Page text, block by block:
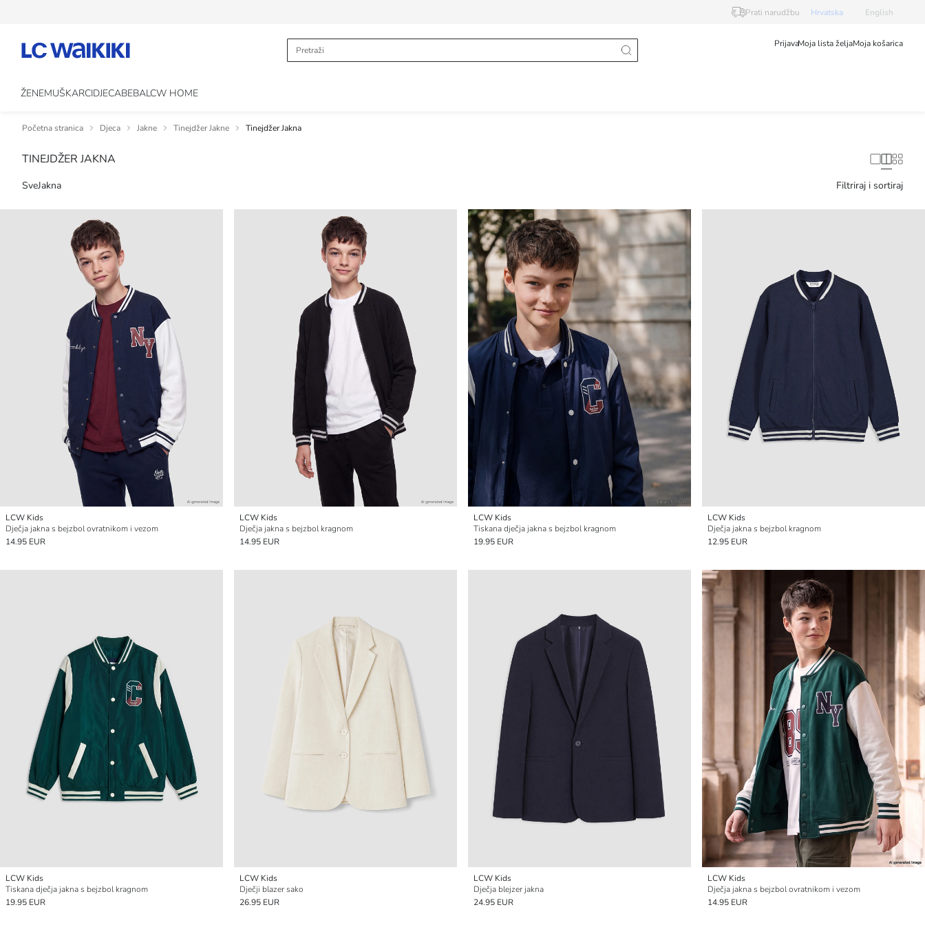
Prati narudžbu Hrvatska English
PrijavaMoja lista željaMoja košarica
ŽENEMUŠKARCIDJECABEBALCW HOME
Početna stranica Djeca Jakne Tinejdžer Jakne Tinejdžer Jakna
TINEJDŽER JAKNA
SveJakna Filtriraj i sortiraj
LCW Kids
Dječja jakna s bejzbol ovratnikom i vezom
14.95 EUR
LCW Kids
Dječja jakna s bejzbol kragnom
14.95 EUR
LCW Kids
Tiskana dječja jakna s bejzbol kragnom
19.95 EUR
LCW Kids
Dječja jakna s bejzbol kragnom
12.95 EUR
LCW Kids
Tiskana dječja jakna s bejzbol kragnom
19.95 EUR
LCW Kids
Dječji blazer sako
26.95 EUR
LCW Kids
Dječja blejzer jakna
24.95 EUR
LCW Kids
Dječja jakna s bejzbol ovratnikom i vezom
14.95 EUR